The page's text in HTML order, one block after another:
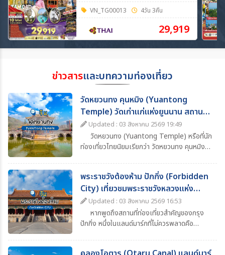
VN_TG00013 4วัน 3คืน
29,919
ข่าวสารและบทความท่องเที่ยว
วัดหยวนทง คุนหมิง (Yuantong
Temple) วัดเก่าแก่แห่งยูนนาน สถานที่
ท่องเที่ยวห้ามพลาด
Updated : 03 สิงหาคม 2569 19:49
วัดหยวนทง (Yuantong Temple) หรือที่นัก
ท่องเที่ยวไทยนิยมเรียกว่า วัดหยวนทง คุนหมิง
ประวัติศาสตร์ยาวนานกว่า 1,200 ปี ผสมผสาน
ความงดงามของสถาปัตยกรรมจีนโบราณ ความ
ศรัทธาทางพุทธศาสนา และบรรยากาศอันร่มรื่น
จึงกลายเป็นหนึ่งในจุดหมายสำคัญของโปรแกรม
ทัวร์คุนหมิง–ยูนนาน ที่นักท่องเที่ยวไม่ควรพลาด
พระราชวังต้องห้าม ปักกิ่ง (Forbidden
City) เที่ยวชมพระราชวังหลวงแห่ง
ราชวงศ์จีน
Updated : 03 สิงหาคม 2569 16:53
หากพูดถึงสถานที่ท่องเที่ยวสำคัญของกรุง
ปักกิ่ง หนึ่งในแลนด์มาร์กที่ไม่ควรพลาดคือ